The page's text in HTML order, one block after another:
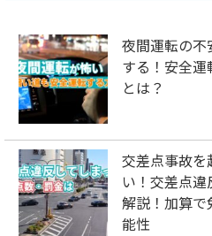
夜間運転の不
する！安全運
とは？
交差点事故を
い！交差点
解説！加算で
能性